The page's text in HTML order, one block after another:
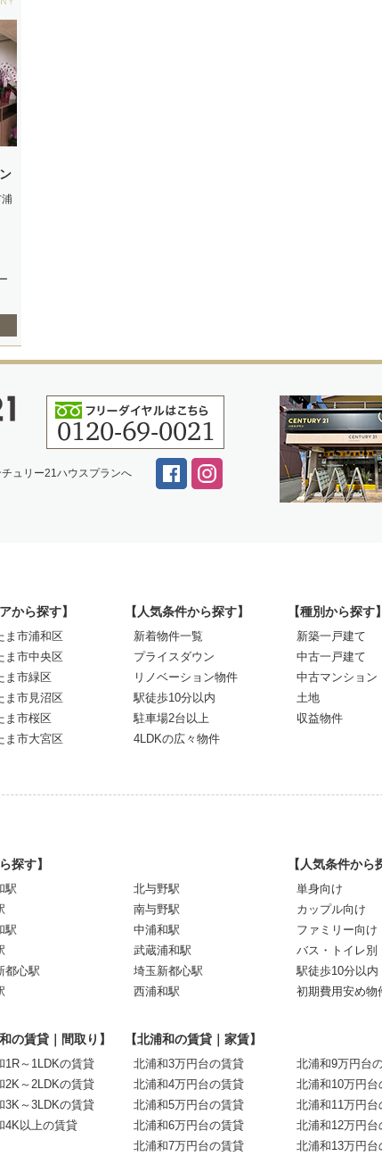
ュリー21ハウスプランへ
から探す】
ま市浦和区
ま市中央区
ま市緑区
ま市見沼区
ま市桜区
ま市大宮区
【人気条件から探す】
新着物件一覧
プライスダウン
リノベーション物件
駅徒歩10分以内
駐車場2台以上
4LDKの広々物件
【種別から探す】
新築一戸建て
中古一戸建て
中古マンション
土地
収益物件
探す】
駅
駅
都心駅
北与野駅
南与野駅
中浦和駅
武蔵浦和駅
埼玉新都心駅
西浦和駅
【人気条件から
単身向け
カップル向け
ファミリー向け
バス・トイレ別
駅徒歩10分以内
初期費用安め物
の賃貸｜間取り】
1R～1LDKの賃貸
2K～2LDKの賃貸
3K～3LDKの賃貸
4K以上の賃貸
【北浦和の賃貸｜家賃】
北浦和3万円台の賃貸
北浦和4万円台の賃貸
北浦和5万円台の賃貸
北浦和6万円台の賃貸
北浦和7万円台の賃貸
北浦和9万円台
北浦和10万円台
北浦和11万円台
北浦和12万円台
北浦和13万円台